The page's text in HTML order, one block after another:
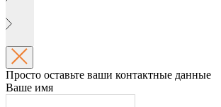
Просто оставьте ваши контактные данные
Ваше имя